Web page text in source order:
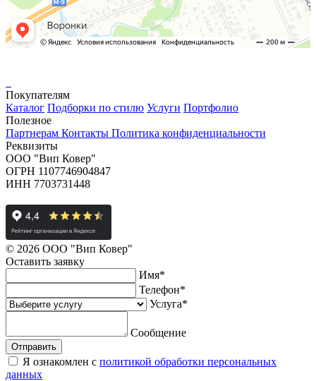
Покупателям
Каталог Подборки по стилю Услуги Портфолио
Полезное
Партнерам Контакты Политика конфиденциальности
Реквизиты
ООО "Вип Ковер"
ОГРН 1107746904847
ИНН 7703731448
© 2026 ООО "Вип Ковер"
Оставить заявку
Имя*
Телефон*
Услуга*
Сообщение
Отправить
Я ознакомлен с политикой обработки персональных
данных